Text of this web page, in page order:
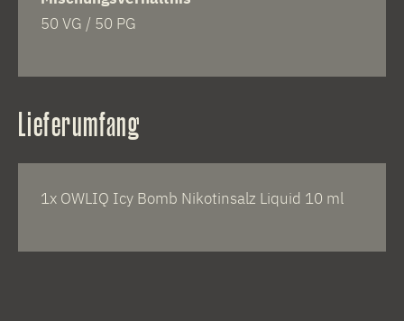
50 VG / 50 PG
Lieferumfang
1x OWLIQ Icy Bomb Nikotinsalz Liquid 10 ml